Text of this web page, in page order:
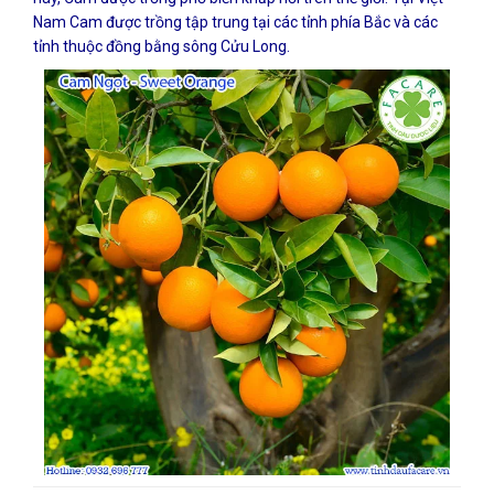
Nam Cam được trồng tập trung tại các tỉnh phía Bắc và các
tỉnh thuộc đồng bằng sông Cửu Long.